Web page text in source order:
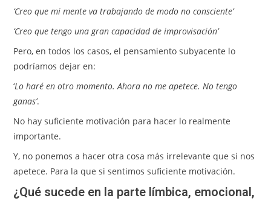
‘Creo que mi mente va trabajando de modo no consciente’
‘Creo que tengo una gran capacidad de improvisación’
Pero, en todos los casos, el pensamiento subyacente lo
podríamos dejar en:
‘Lo haré en otro momento. Ahora no me apetece. No tengo
ganas’.
No hay suficiente motivación para hacer lo realmente
importante.
Y, no ponemos a hacer otra cosa más irrelevante que si nos
apetece. Para la que si sentimos suficiente motivación.
¿Qué sucede en la parte límbica, emocional,